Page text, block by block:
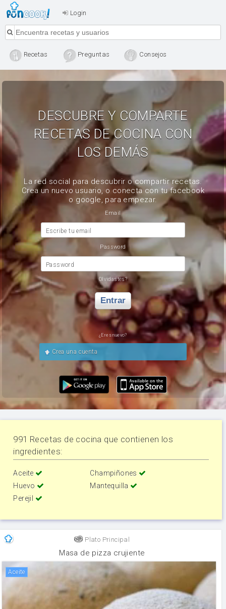
Login
Recetas Preguntas Consejos
DESCUBRE Y COMPARTE
RECETAS DE COCINA CON
LOS DEMÁS
La red social para descubrir o compartir recetas.
Crea un nuevo usuario, o conecta con tu facebook
o google, para empezar.
Email
Escribe tu email
Password
Password
Olvidastes?
Entrar
¿Eres nuevo?
Crea una cuenta
991 Recetas de cocina que contienen los
ingredientes:
Aceite
Champiñones
Huevo
Mantequilla
Perejil
Plato Principal
Masa de pizza crujiente
aceite